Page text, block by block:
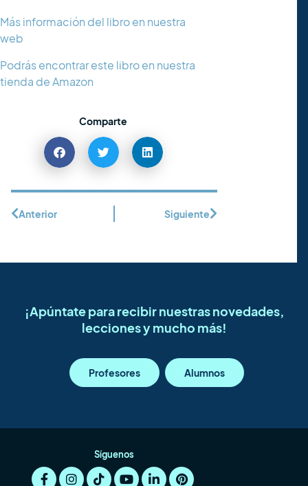
Más información del libro en nuestra
web
Podrás encontrar este libro en nuestra
tienda de Amazon
Comparte
Anterior Siguiente
¡Apúntate para recibir nuestras novedades,
lecciones y mucho más!
Profesores Alumnos
Síguenos